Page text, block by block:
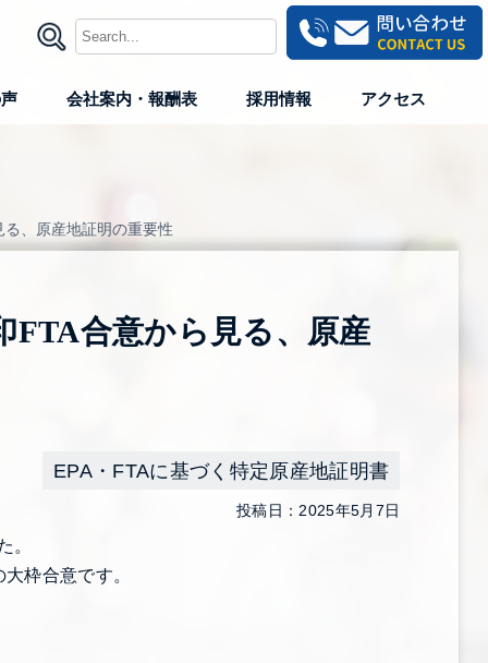
会社案内・報酬表 採用情報 アクセス
、原産地証明の重要性
合意から見る、原産
投稿日：2025年5月7日
EPA・FTAに基づく特定原産地証明書
。
枠合意です。